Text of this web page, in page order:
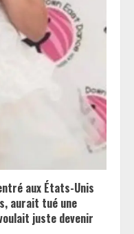
aux États-Unis
aurait tué une
juste devenir